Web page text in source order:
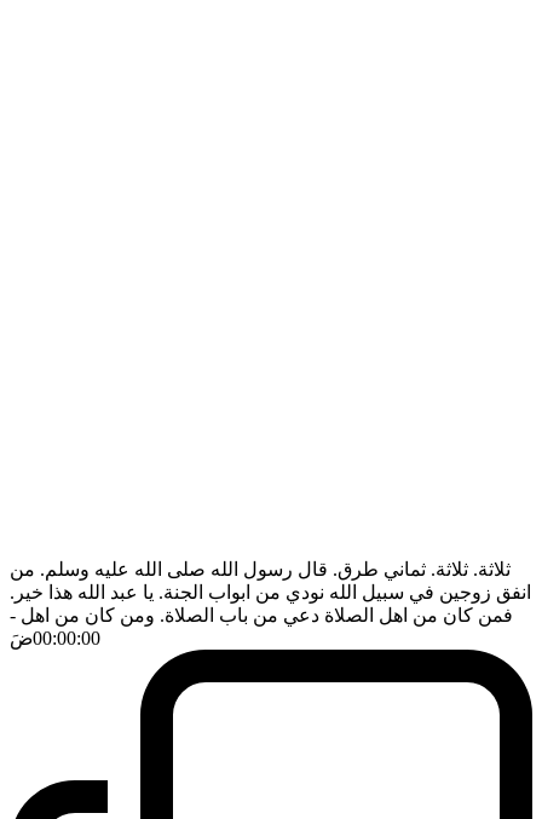
ثلاثة. ثلاثة. ثماني طرق. قال رسول الله صلى الله عليه وسلم. من
انفق زوجين في سبيل الله نودي من ابواب الجنة. يا عبد الله هذا خير.
فمن كان من اهل الصلاة دعي من باب الصلاة. ومن كان من اهل -
00:00:00ضَ